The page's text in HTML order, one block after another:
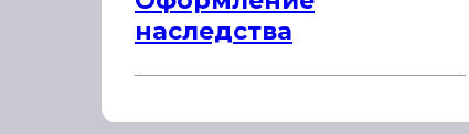
наследства